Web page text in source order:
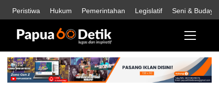
Peristiwa Hukum Pemerintahan Legislatif Seni & Budaya